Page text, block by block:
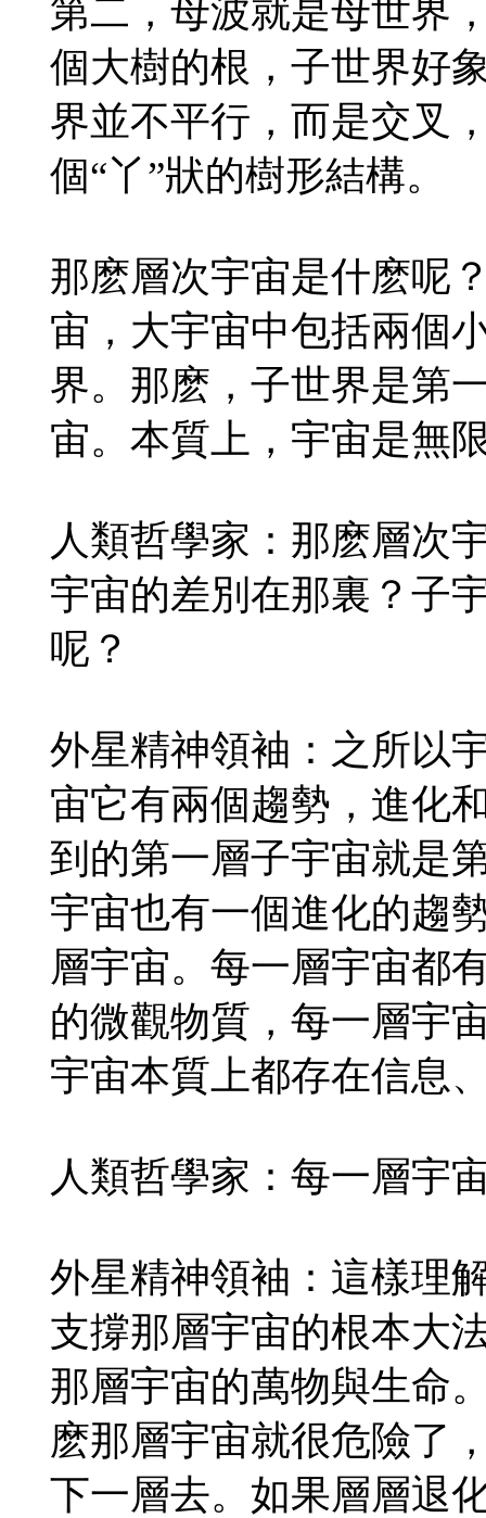
第二，母波就是母世界
個大樹的根，子世界好
界並不平行，而是交叉
個“丫”狀的樹形結構。
那麽層次宇宙是什麽呢
宙，大宇宙中包括兩個
界。那麽，子世界是第
宙。本質上，宇宙是無
人類哲學家：那麽層次
宇宙的差別在那裏？子
呢？
外星精神領袖：之所以
宙它有兩個趨勢，進化
到的第一層子宇宙就是
宇宙也有一個進化的趨
層宇宙。每一層宇宙都
的微觀物質，每一層宇
宇宙本質上都存在信息
人類哲學家：每一層宇
外星精神領袖：這樣理
支撐那層宇宙的根本大
那層宇宙的萬物與生命
麽那層宇宙就很危險了
下一層去。如果層層退